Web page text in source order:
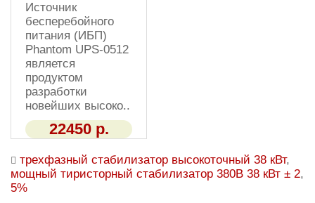
Источник
бесперебойного
питания (ИБП)
Phantom UPS-0512
является
продуктом
разработки
новейших высоко..
22450 р.
трехфазный стабилизатор высокоточный 38 кВт,
мощный тиристорный стабилизатор 380В 38 кВт ± 2,
5%